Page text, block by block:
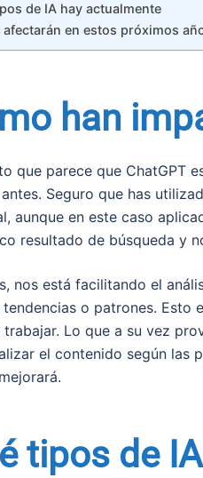
de IA hay actualmente
afectarán en estos próximos
han
que parece que ChatGPT
Seguro que has
aunque en este caso
resultado de búsqueda y
nos está facilitando el
tendencias o patrones. Esto
trabajar. Lo que a su vez
el contenido según las
tipos de